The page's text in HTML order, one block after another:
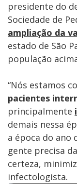
presidente do
Sociedade de
ampliação da
estado de São
população
“Nós estamos
pacientes
principalmente
demais nessa
a época do ano
gente precisa da
certeza,
infectologista.